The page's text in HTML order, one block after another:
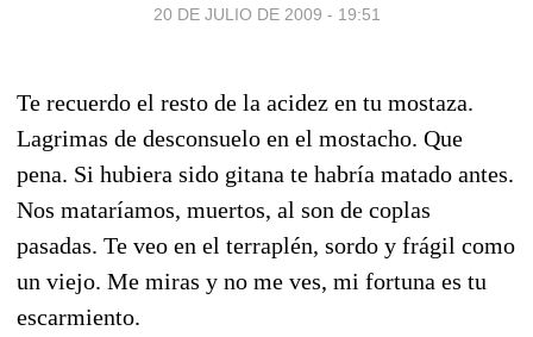
20 DE JULIO DE 2009 - 19:51
Te recuerdo el resto de la acidez en tu mostaza.
Lagrimas de desconsuelo en el mostacho. Que
pena. Si hubiera sido gitana te habría matado antes.
Nos mataríamos, muertos, al son de coplas
pasadas. Te veo en el terraplén, sordo y frágil como
un viejo. Me miras y no me ves, mi fortuna es tu
escarmiento.